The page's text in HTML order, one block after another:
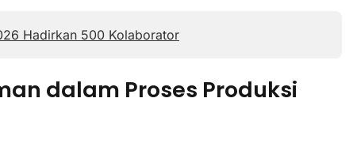
Hadirkan 500 Kolaborator
dalam Proses Produksi